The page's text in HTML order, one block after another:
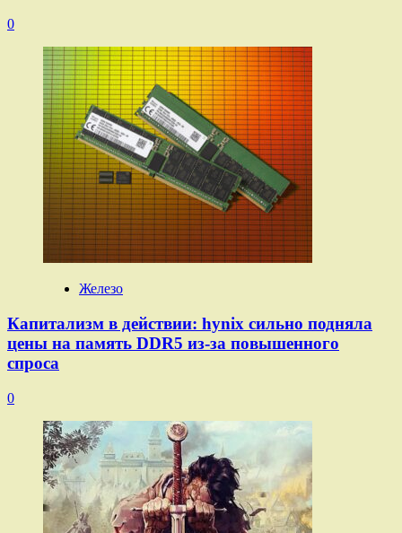
0
Железо
Капитализм в действии: hynix сильно подняла
цены на память DDR5 из-за повышенного
спроса
0